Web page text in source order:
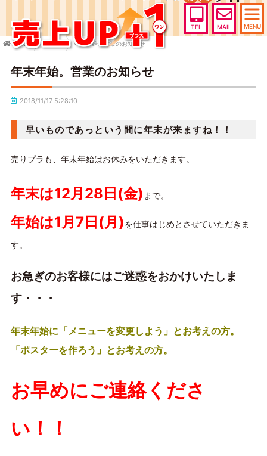
TEL MAIL MENU
HOME TOPICS 年末年始。営業のお知らせ
年末年始。営業のお知らせ
2018/11/17 5:28:10
早いものであっという間に年末が来ますね！！
売りプラも、年末年始はお休みをいただきます。
年末は12月28日(金) まで。
年始は1月7日(月)を仕事はじめとさせていただきま
す。
お急ぎのお客様にはご迷惑をおかけいたしま
す・・・
年末年始に「メニューを変更しよう」とお考えの方。
「ポスターを作ろう」とお考えの方。
お早めにご連絡くださ
い！！